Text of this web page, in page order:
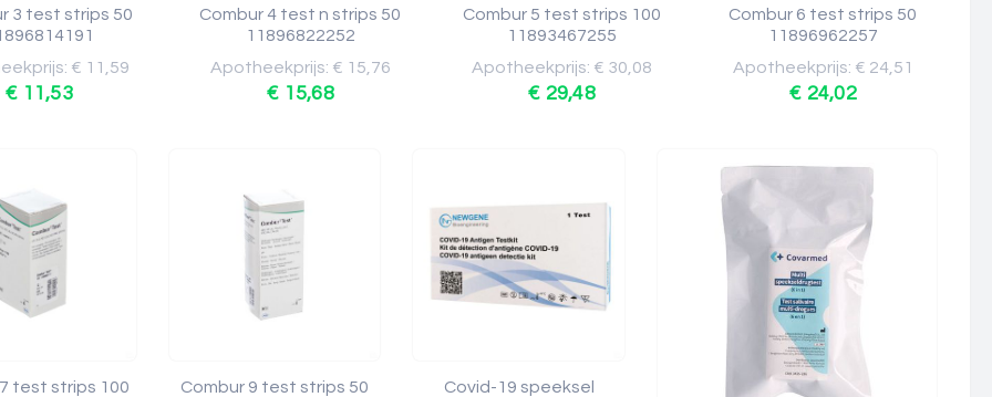
3 test strips 50
€ 11,59
€ 11,53
Combur 4 test n strips 50
11896822252
Apotheekprijs: € 15,76
€ 15,68
Combur 5 test strips 100
11893467255
Apotheekprijs: € 30,08
€ 29,48
Combur 6 test strips 50
11896962257
Apotheekprijs: € 24,51
€ 24,02
test strips 100
Combur 9 test strips 50
Covid-19 speeksel